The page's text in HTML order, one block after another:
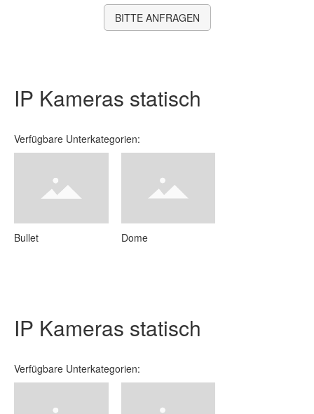
BITTE ANFRAGEN
IP Kameras statisch
Verfügbare Unterkategorien:
Bullet Dome
IP Kameras statisch
Verfügbare Unterkategorien: